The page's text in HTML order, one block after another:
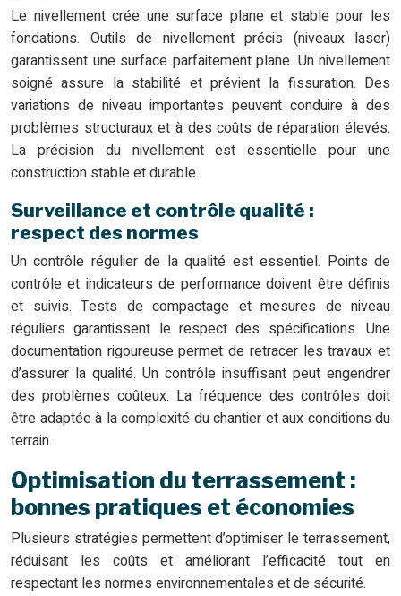
Le nivellement crée une surface plane et stable pour les
fondations. Outils de nivellement précis (niveaux laser)
garantissent une surface parfaitement plane. Un nivellement
soigné assure la stabilité et prévient la fissuration. Des
variations de niveau importantes peuvent conduire à des
problèmes structuraux et à des coûts de réparation élevés.
La précision du nivellement est essentielle pour une
construction stable et durable.
Surveillance et contrôle qualité :
respect des normes
Un contrôle régulier de la qualité est essentiel. Points de
contrôle et indicateurs de performance doivent être définis
et suivis. Tests de compactage et mesures de niveau
réguliers garantissent le respect des spécifications. Une
documentation rigoureuse permet de retracer les travaux et
d’assurer la qualité. Un contrôle insuffisant peut engendrer
des problèmes coûteux. La fréquence des contrôles doit
être adaptée à la complexité du chantier et aux conditions du
terrain.
Optimisation du terrassement :
bonnes pratiques et économies
Plusieurs stratégies permettent d’optimiser le terrassement,
réduisant les coûts et améliorant l’efficacité tout en
respectant les normes environnementales et de sécurité.